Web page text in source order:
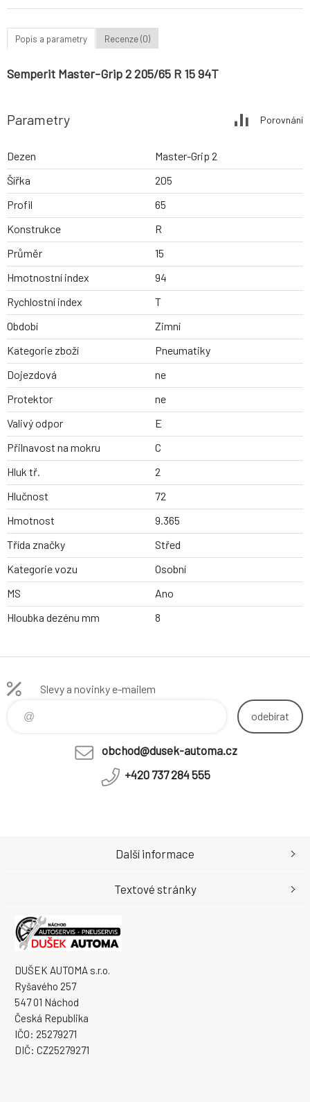
Popis a parametry Recenze (0)
Semperit Master-Grip 2 205/65 R 15 94T
Parametry Porovnání
Dezen
Master-Grip 2
Šířka
205
Profil
65
Konstrukce
R
Průměr
15
Hmotnostní index
94
Rychlostní index
T
Období
Zimní
Kategorie zboží
Pneumatiky
Dojezdová
ne
Protektor
ne
Valivý odpor
E
Přilnavost na mokru
C
Hluk tř.
2
Hlučnost
72
Hmotnost
9.365
Třída značky
Střed
Kategorie vozu
Osobní
MS
Ano
Hloubka dezénu mm
8
Slevy a novinky e-mailem
odebírat
obchod@dusek-automa.cz
+420 737 284 555
DUŠEK AUTOMA s.r.o.
Ryšavého 257
547 01 Náchod
Česká Republika
IČO: 25279271
DIČ: CZ25279271
Další informace
Textové stránky